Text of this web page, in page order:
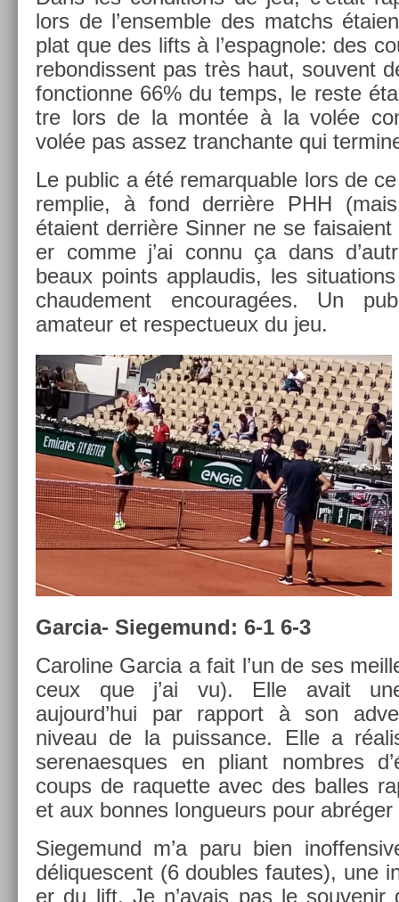
lors de l’en­semble des matchs
plat que des lifts à l’es­pagnole: des
re­bon­dissent pas très haut, souvent
fonction­ne 66% du temps, le reste
tre lors de la montée à la volée
volée pas assez tranchan­te qui
Le pub­lic a été re­mar­qu­able lors de
re­mplie, à fond derrière PHH
étaient derrière Sinn­er ne se
er comme j’ai connu ça dans
beaux points applaudis, les
chaude­ment en­courag­ées. Un
amateur et re­spec­tueux du jeu.
Garcia- Siegemund: 6-1 6-3
Caroline Gar­cia a fait l’un de ses
ceux que j’ai vu). Elle avait
aujourd’hui par rap­port à son
niveau de la puis­sance. Elle a
serenaes­ques en pliant nombres
coups de raquet­te avec des bal­les
et aux bon­nes lon­gueurs pour
Siegemund m’a paru bien
déliques­cent (6 doub­les fautes), une
er du lift. Je n’avais pas le souvenir